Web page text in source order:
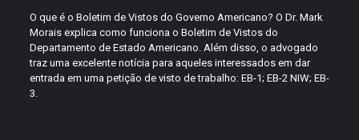
O que é o Boletim de Vistos do Governo Americano? O Dr. Mark
Morais explica como funciona o Boletim de Vistos do
Departamento de Estado Americano. Além disso, o advogado
traz uma excelente notícia para aqueles interessados em dar
entrada em uma petição de visto de trabalho: EB-1; EB-2 NIW; EB-
3.